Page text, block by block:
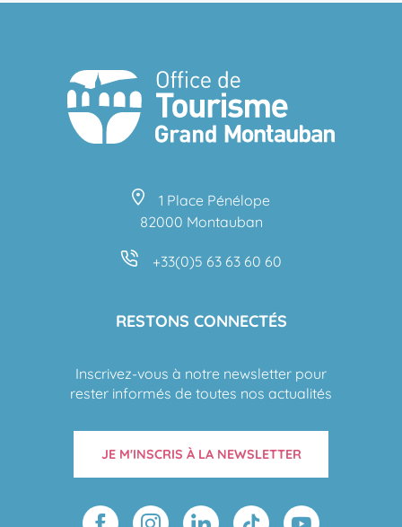
1 Place Pénélope
82000 Montauban
+33(0)5 63 63 60 60
RESTONS CONNECTÉS
Inscrivez-vous à notre newsletter pour
rester informés de toutes nos actualités
JE M'INSCRIS À LA NEWSLETTER